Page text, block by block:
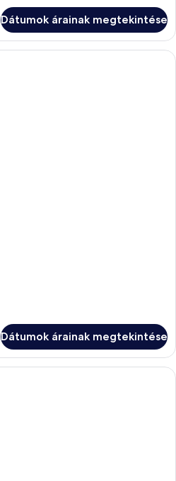
Dátumok árainak megtekintése
Dátumok árainak megtekintése